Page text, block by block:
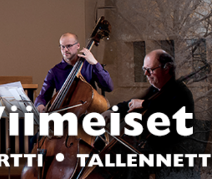
TUTUSTU
TUTUSTU